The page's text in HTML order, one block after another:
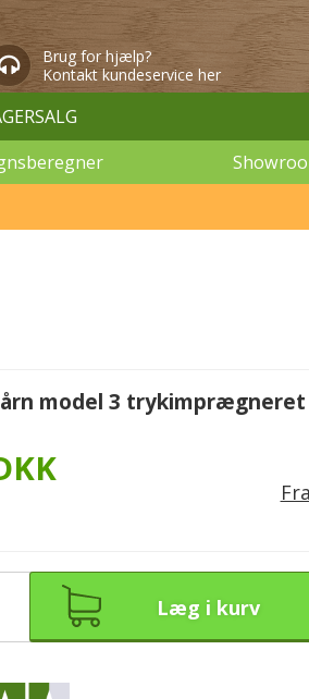
Brug for hjælp?
Kontakt kundeservice her
model 3 trykimprægneret
Læg i kurv